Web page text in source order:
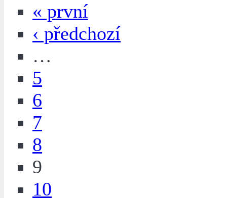
« první
‹ předchozí
…
5
6
7
8
9
10